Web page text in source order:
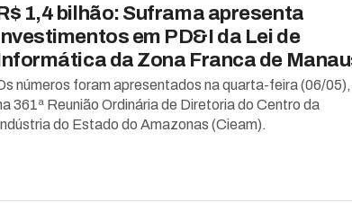
1,4 bilhão: Suframa apresenta
em PD&I da Lei de
da Zona Franca de
números foram apresentados na quarta-feira (06/05),
361ª Reunião Ordinária de Diretoria do Centro da
do Estado do Amazonas (Cieam).